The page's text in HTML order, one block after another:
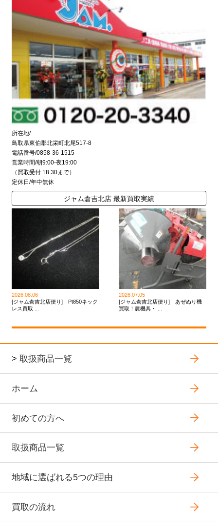
所在地/
鳥取県東伯郡北栄町北尾517-8
電話番号/0858-36-1515
営業時間/朝9:00-夜19:00
（買取受付 18:30まで）
定休日/年中無休
ジャム倉吉北店 最新買取実績
2026.08.06
[ジャム倉吉北店便り] Pt850ネック
レス買取 ...
2026.07.05
[ジャム倉吉北店便り] あぜぬり機
買取！農機具・ ...
> 取扱商品一覧
ホーム
初めての方へ
取扱商品一覧
地域に選ばれる5つの理由
買取の流れ